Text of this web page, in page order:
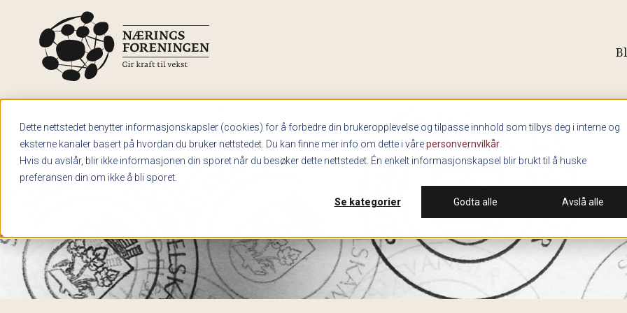
Dette nettstedet benytter informasjonskapsler (cookies) for å forbedre din brukeropplevelse og tilpasse innhold som tilbys deg i interne og
eksterne kanaler basert på hvordan du bruker nettstedet. Du kan finne mer info om dette i vårepersonvernvilkår
Hvis du avslår, blir ikke informasjonen din sporet når du besøker dette nettstedet. Én enkelt informasjonskapsel blir brukt til å huske
preferansen din om ikke å bli sporet.
Se kategorier Godta alle Avslå alle